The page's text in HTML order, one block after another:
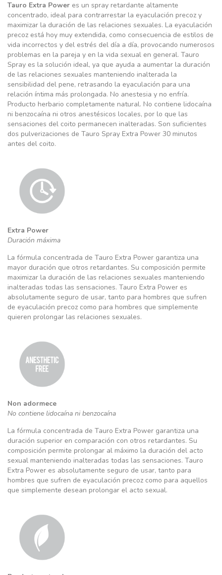
Tauro Extra Power es un spray retardante altamente
concentrado, ideal para contrarrestar la eyaculación precoz y
maximizar la duración de las relaciones sexuales. La eyaculación
precoz está hoy muy extendida, como consecuencia de estilos de
vida incorrectos y del estrés del día a día, provocando numerosos
problemas en la pareja y en la vida sexual en general. Tauro
Spray es la solución ideal, ya que ayuda a aumentar la duración
de las relaciones sexuales manteniendo inalterada la
sensibilidad del pene, retrasando la eyaculación para una
relación íntima más prolongada. No anestesia y no enfría.
Producto herbario completamente natural. No contiene lidocaína
ni benzocaína ni otros anestésicos locales, por lo que las
sensaciones del coito permanecen inalteradas. Son suficientes
dos pulverizaciones de Tauro Spray Extra Power 30 minutos
antes del coito.
Extra Power
Duración máxima
La fórmula concentrada de Tauro Extra Power garantiza una
mayor duración que otros retardantes. Su composición permite
maximizar la duración de las relaciones sexuales manteniendo
inalteradas todas las sensaciones. Tauro Extra Power es
absolutamente seguro de usar, tanto para hombres que sufren
de eyaculación precoz como para hombres que simplemente
quieren prolongar las relaciones sexuales.
Non adormece
No contiene lidocaína ni benzocaína
La fórmula concentrada de Tauro Extra Power garantiza una
duración superior en comparación con otros retardantes. Su
composición permite prolongar al máximo la duración del acto
sexual manteniendo inalteradas todas las sensaciones. Tauro
Extra Power es absolutamente seguro de usar, tanto para
hombres que sufren de eyaculación precoz como para aquellos
que simplemente desean prolongar el acto sexual.